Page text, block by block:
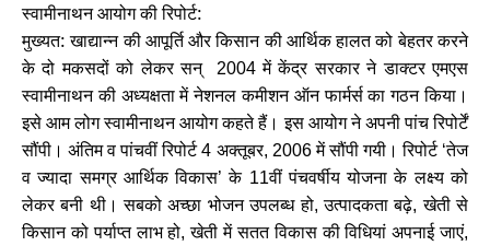
स्वामीनाथन आयोग की रिपोर्ट:
मुख्यत: खाद्यान्न की आपूर्ति और किसान की आर्थिक हालत को बेहतर करने
के दो मकसदों को लेकर सन्
2004में केंद्र सरकार ने डाक्टर एमएस
स्वामीनाथन की अध्यक्षता में नेशनल कमीशन ऑन फार्मर्स का गठन किया।
इसे आम लोग स्वामीनाथन आयोग कहते हैं। इस आयोग ने अपनी पांच रिपोर्टें
सौंपी। अंतिम व पांचवीं रिपोर्ट4 अक्तूबर, 2006में सौंपी गयी। रिपोर्ट ‘तेज
व ज्यादा समग्र आर्थिक विकास’के 11वीं पंचवर्षीय योजना के लक्ष्य को
लेकर बनी थी। सबको अच्छा भोजन उपलब्ध हो,उत्पादकता बढ़े,खेती से
किसान को पर्याप्त लाभ हो,खेती में सतत विकास की विधियां अपनाई जाएं,